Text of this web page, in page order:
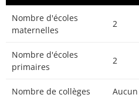
Nombre d'écoles
maternelles
2
Nombre d'écoles
primaires
2
Nombre de collèges Aucun